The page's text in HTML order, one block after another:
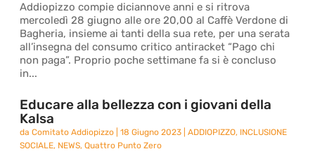
Addiopizzo compie diciannove anni e si ritrova
mercoledì 28 giugno alle ore 20,00 al Caffè Verdone di
Bagheria, insieme ai tanti della sua rete, per una serata
all’insegna del consumo critico antiracket “Pago chi
non paga”. Proprio poche settimane fa si è concluso
in...
Educare alla bellezza con i giovani della
Kalsa
daComitato Addiopizzo |18 Giugno 2023 |ADDIOPIZZO, INCLUSIONE
SOCIALE, NEWS,Quattro Punto Zero